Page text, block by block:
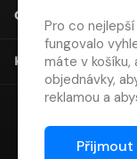
O SPOLEČNOSTI
KONTAKT
Pro co
fungovalo
máte v
objednávky,
reklamou a
Proto od vás
Přijmout